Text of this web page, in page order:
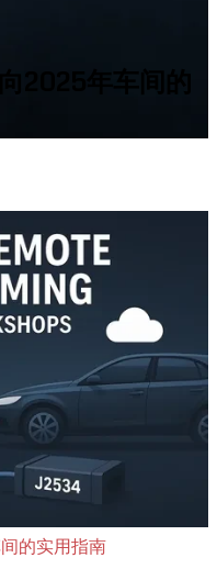
2025年车间的
的实用指南